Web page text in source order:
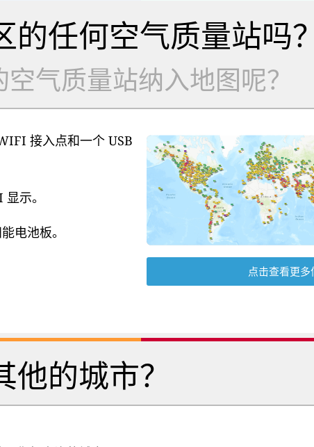
任何空气质量站吗？
气质量站纳入地图呢？
接入点和一个 USB
示。
电池板。
点击查看更多
他的城市？